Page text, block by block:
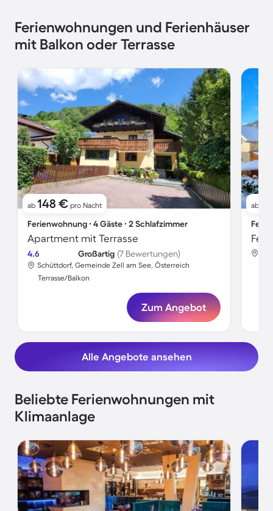
Ferienwohnungen und Ferienhäuser
mit Balkon oder Terrasse
ab 148 € pro Nacht
Ferienwohnung ∙ 4 Gäste ∙ 2 Schlafzimmer
Apartment mit Terrasse
4.6 Großartig (7 Bewertungen)
Schüttdorf, Gemeinde Zell am See, Österreich
Terrasse/Balkon
Zum Angebot
ab
Alle Angebote ansehen
Beliebte Ferienwohnungen mit
Klimaanlage